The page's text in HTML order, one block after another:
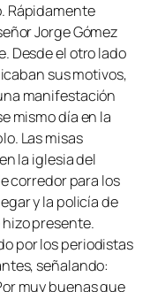
Rápidamente
Jorge Gómez
Desde el otro lado
sus motivos,
manifestación
mismo día en la
Las misas
la iglesia del
corredor para los
y la policía de
presente.
por los periodistas
señalando:
muy buenas que